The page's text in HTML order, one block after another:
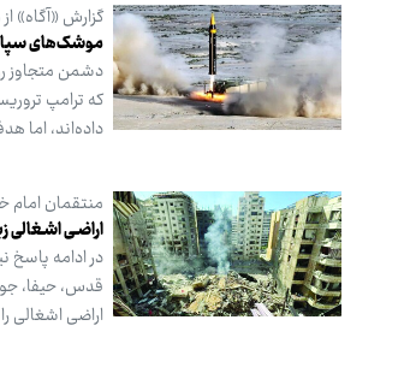
گزارش «آگاه»
موشک‌های
دشمن متجاوز
داده‌اند، اما
منتقمان امام
اراضـی
در ادامه پاسخ
قدس، حیفا،
اراضی اشغالی